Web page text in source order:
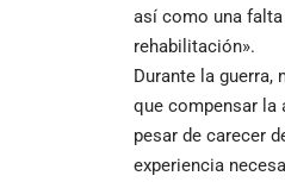
así como una
rehabilitación».
Durante la
que compensar la
pesar de carecer
experiencia